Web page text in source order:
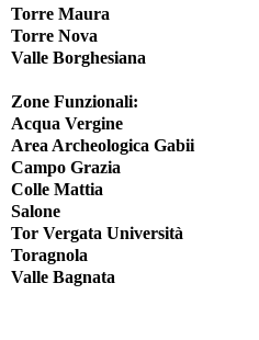
Torre Maura
Torre Nova
Valle Borghesiana
Zone Funzionali:
Acqua Vergine
Area Archeologica Gabii
Campo Grazia
Colle Mattia
Salone
Tor Vergata Università
Toragnola
Valle Bagnata